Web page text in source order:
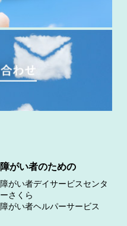
障がい者のための
障がい者デイサービスセンタ
ーさくら
障がい者ヘルパーサービス